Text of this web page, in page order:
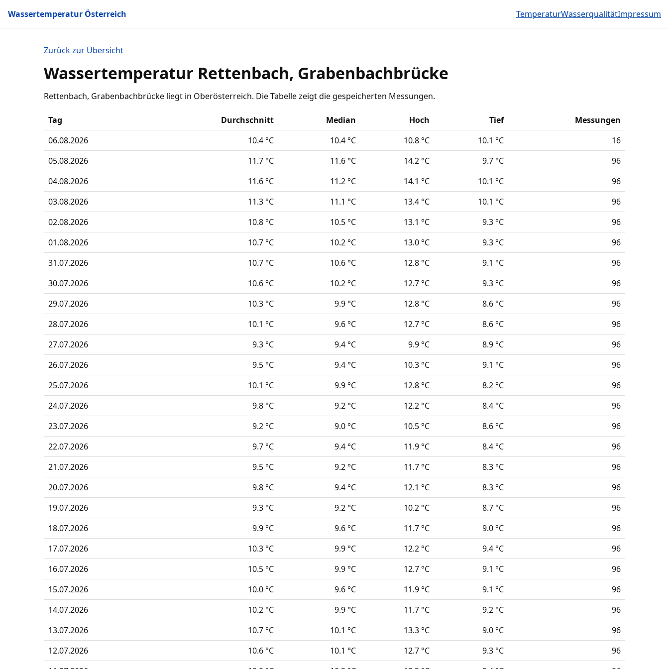
Wassertemperatur Österreich TemperaturWasserqualitätImpressum
Zurück zur Übersicht
Wassertemperatur Rettenbach, Grabenbachbrücke
Rettenbach, Grabenbachbrücke liegt in Oberösterreich. Die Tabelle zeigt die gespeicherten Messungen.
Tag Durchschnitt Median Hoch Tief
Messungen
06.08.2026
10.4 °C 10.4 °C 10.8 °C 10.1 °C
16
05.08.2026
11.7 °C 11.6 °C 14.2 °C 9.7 °C
96
04.08.2026
11.6 °C 11.2 °C 14.1 °C 10.1 °C
96
03.08.2026
11.3 °C 11.1 °C 13.4 °C 10.1 °C
96
02.08.2026
10.8 °C 10.5 °C 13.1 °C 9.3 °C
96
01.08.2026
10.7 °C 10.2 °C 13.0 °C 9.3 °C
96
31.07.2026
10.7 °C 10.6 °C 12.8 °C 9.1 °C
96
30.07.2026
10.6 °C 10.2 °C 12.7 °C 9.3 °C
96
29.07.2026
10.3 °C 9.9 °C 12.8 °C 8.6 °C
96
28.07.2026
10.1 °C 9.6 °C 12.7 °C 8.6 °C
96
27.07.2026
9.3 °C 9.4 °C 9.9 °C 8.9 °C
96
26.07.2026
9.5 °C 9.4 °C 10.3 °C 9.1 °C
96
25.07.2026
10.1 °C 9.9 °C 12.8 °C 8.2 °C
96
24.07.2026
9.8 °C 9.2 °C 12.2 °C 8.4 °C
96
23.07.2026
9.2 °C 9.0 °C 10.5 °C 8.6 °C
96
22.07.2026
9.7 °C 9.4 °C 11.9 °C 8.4 °C
96
21.07.2026
9.5 °C 9.2 °C 11.7 °C 8.3 °C
96
20.07.2026
9.8 °C 9.4 °C 12.1 °C 8.3 °C
96
19.07.2026
9.3 °C 9.2 °C 10.2 °C 8.7 °C
96
18.07.2026
9.9 °C 9.6 °C 11.7 °C 9.0 °C
96
17.07.2026
10.3 °C 9.9 °C 12.2 °C 9.4 °C
96
16.07.2026
10.5 °C 9.9 °C 12.7 °C 9.1 °C
96
15.07.2026
10.0 °C 9.6 °C 11.9 °C 9.1 °C
96
14.07.2026
10.2 °C 9.9 °C 11.7 °C 9.2 °C
96
13.07.2026
10.7 °C 10.1 °C 13.3 °C 9.0 °C
96
12.07.2026
10.6 °C 10.1 °C 12.7 °C 9.3 °C
96